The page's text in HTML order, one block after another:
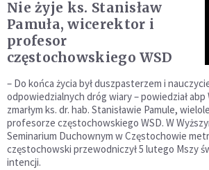
Nie żyje ks. Stanisław
Pamuła, wicerektor i
profesor
częstochowskiego WSD
– Do końca życia był duszpasterzem i
odpowiedzialnych dróg wiary – powiedział abp
zmarłym ks. dr. hab. Stanisławie Pamule,
profesorze częstochowskiego WSD. W
Seminarium Duchownym w Częstochowie
częstochowski przewodniczył 5 lutego Mszy
intencji.